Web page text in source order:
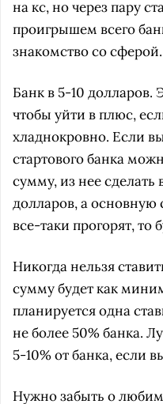
на кс, но через пару
проигрышем всего
знакомство со сферой.
Банк в 5-10 долларов.
чтобы уйти в плюс,
хладнокровно. Если
стартового банка
сумму, из нее сделать
долларов, а основную
все-таки прогорят, то
Никогда нельзя
сумму будет как
планируется одна
не более 50% банка.
5-10% от банка, если
Нужно забыть о